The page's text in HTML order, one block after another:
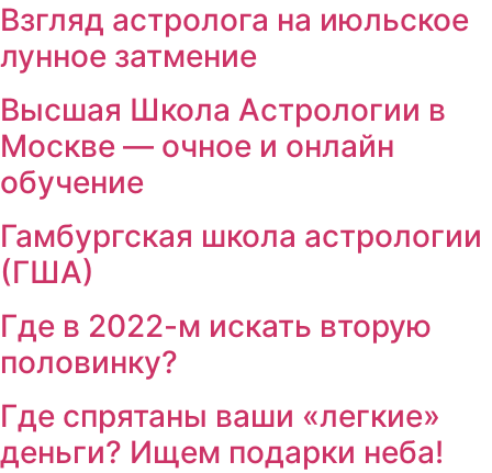
Взгляд астролога на июльское
лунное затмение
Высшая Школа Астрологии в
Москве — очное и онлайн
обучение
Гамбургская школа астрологии
(ГША)
Где в 2022-м искать вторую
половинку?
Где спрятаны ваши «легкие»
деньги? Ищем подарки неба!